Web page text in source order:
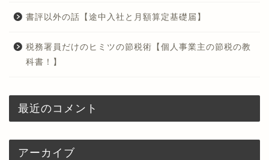
書評以外の話【途中入社と月額算定基礎届】
税務署員だけのヒミツの節税術【個人事業主の節税の教
科書！】
最近のコメント
アーカイブ